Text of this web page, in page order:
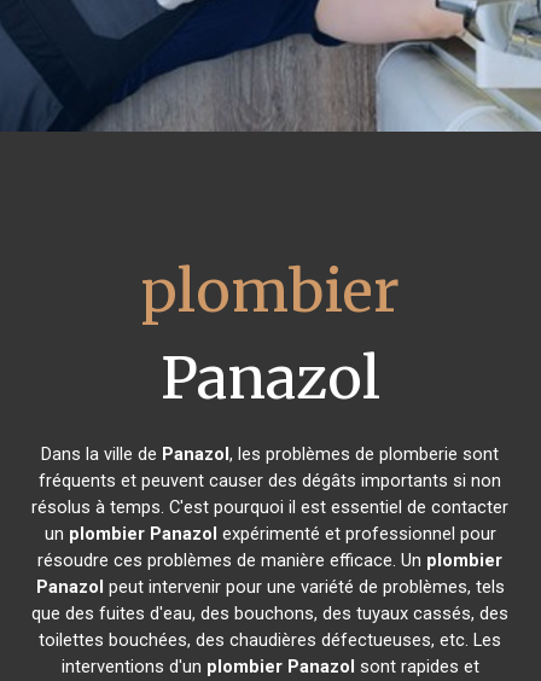
plombier
Panazol
Dans la ville de Panazol, les problèmes de plomberie sont
fréquents et peuvent causer des dégâts importants si non
résolus à temps. C'est pourquoi il est essentiel de contacter
un plombier Panazol expérimenté et professionnel pour
résoudre ces problèmes de manière efficace. Un plombier
Panazol peut intervenir pour une variété de problèmes, tels
que des fuites d'eau, des bouchons, des tuyaux cassés, des
toilettes bouchées, des chaudières défectueuses, etc. Les
interventions d'un plombier Panazol sont rapides et